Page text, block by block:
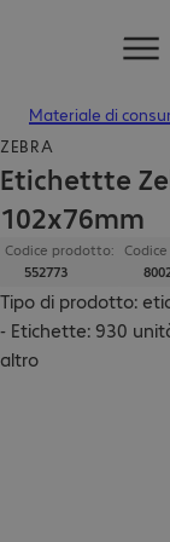
Materiale di
ZEBRA
Etichettte
102x76mm
Codice prodotto:
552773
Tipo di prodotto:
- Etichette: 930
altro